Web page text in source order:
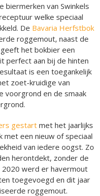
biermerken van Swinkels
welke speciaal
De Bavaria Herfstbok
roggemout, naast de
het bokbier een
perfect aan bij de hinten
is een toegankelijk
zoet-kruidige van
voorgrond en de smaak
gestart met het jaarlijks
een nieuw of speciaal
van iedere oogst. Zo
herontdekt, zonder de
werd er havermout
toegevoegd en dit jaar
roggemout.